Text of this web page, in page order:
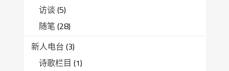
访谈 (5)
随笔 (28)
新人电台 (3)
诗歌栏目 (1)